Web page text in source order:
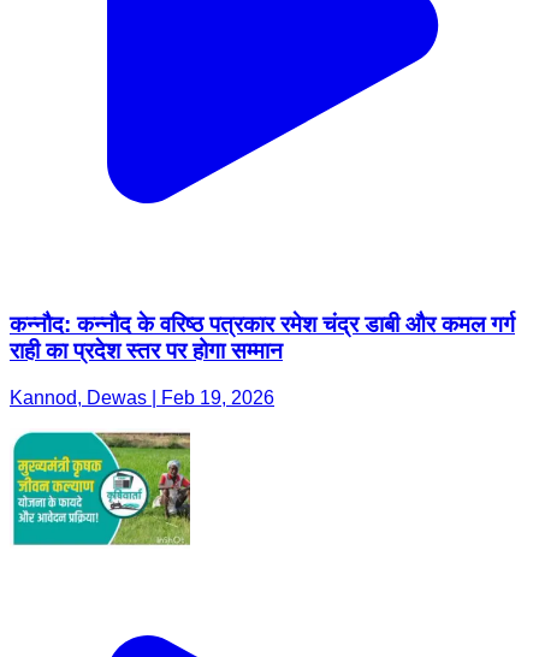
कन्नौद: कन्नौद के वरिष्ठ पत्रकार रमेश चंद्र डाबी और कमल गर्ग
राही का प्रदेश स्तर पर होगा सम्मान
Kannod, Dewas | Feb 19, 2026